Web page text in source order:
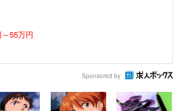
55万円
Sponsored by